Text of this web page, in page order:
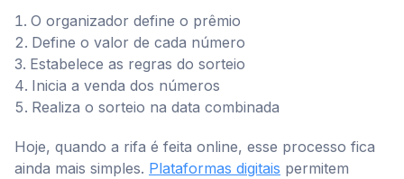
O organizador define o prêmio
Define o valor de cada número
Estabelece as regras do sorteio
Inicia a venda dos números
Realiza o sorteio na data combinada
Hoje, quando a rifa é feita online, esse processo fica
ainda mais simples. Plataformas digitais permitem